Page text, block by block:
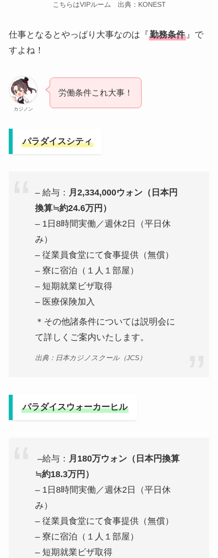
こちらはVIPルーム 出典：KONEST
仕事となるとやっぱり大事なのは『勤務条件』で
すよね！
カジノン
労働条件これ大事！
パラダイスシティ
– 給与： 月2,334,000ウォン（日本円
換算≒約24.6万円）
– 1日8時間実働／週休2日（平日休
み）
– 従業員食堂にて食事提供（無償）
– 寮に宿泊（１人１部屋）
– 短期就業ビザ取得
– 医療保険加入
＊その他諸条件については説明会に
て詳しくご案内いたします。
出典：日本カジノスクール（JCS）
パラダイスウォーカーヒル
–給与： 月180万ウォン（日本円換算
≒約18.3万円）
– 1日8時間実働／週休2日（平日休
み）
– 従業員食堂にて食事提供（無償）
– 寮に宿泊（１人１部屋）
– 短期就業ビザ取得